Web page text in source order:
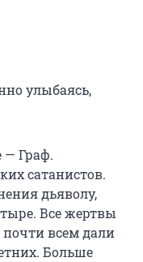
улыбаясь,
— Граф.
сатанистов.
дьяволу,
Все жертвы
всем дали
Больше